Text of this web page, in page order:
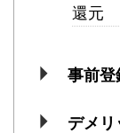
還元
事前登
デメリ